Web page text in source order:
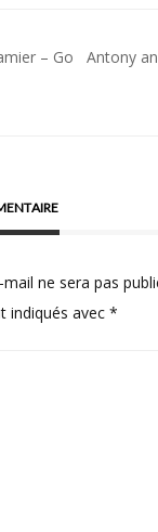
– Go
Antony
ne sera pas
indiqués avec *